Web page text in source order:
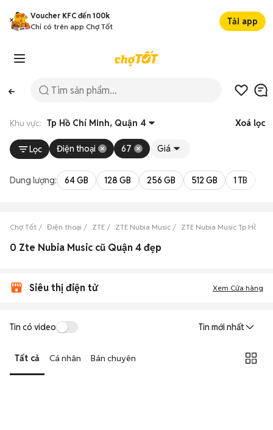
Voucher KFC đến 100k
Chỉ có trên app Chợ Tốt
Tải app
Khu vực: Tp Hồ Chí Minh, Quận 4 Xoá lọc
Lọc Điện thoại 67 Giá
Dung lượng: 64 GB 128 GB 256 GB 512 GB 1 TB
Chợ Tốt Điện thoại ZTE ZTE Nubia Music ZTE Nubia Music Tp Hồ Chí
0 Zte Nubia Music cũ Quận 4 đẹp
Siêu thị điện tử Xem Cửa hàng
Tin có video Tin mới nhất
Tất cả Cá nhân Bán chuyên